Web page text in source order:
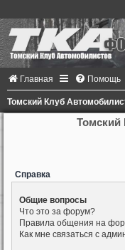
Главная Помощь
Томский Клуб
Томский
Справка
Общие вопросы
Что это за форум?
Правила общения на
Как мне связаться с